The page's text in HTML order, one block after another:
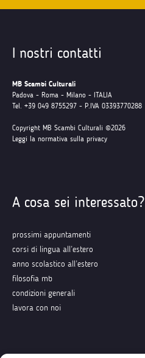
I nostri contatti
MB Scambi Culturali
Padova - Roma - Milano - ITALIA
Tel. +39 049 8755297 - P.IVA 03393770288
Copyright MB Scambi Culturali ©2026
Leggi la normativa sulla privacy
A cosa sei interessato?
prossimi appuntamenti
corsi di lingua all’estero
anno scolastico all’estero
filosofia mb
condizioni generali
lavora con noi